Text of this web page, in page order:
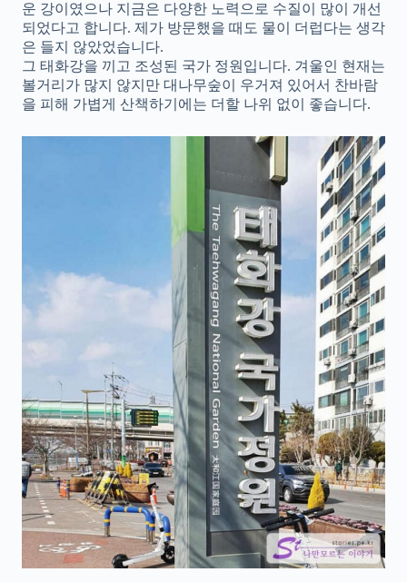
운 강이였으나 지금은 다양한 노력으로 수질이 많이 개선
되었다고 합니다. 제가 방문했을 때도 물이 더럽다는 생각
은 들지 않았었습니다.
그 태화강을 끼고 조성된 국가 정원입니다. 겨울인 현재는
볼거리가 많지 않지만 대나무숲이 우거져 있어서 찬바람
을 피해 가볍게 산책하기에는 더할 나위 없이 좋습니다.